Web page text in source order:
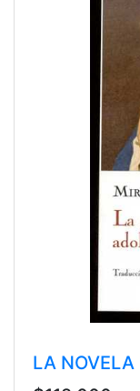
LA NOVELA